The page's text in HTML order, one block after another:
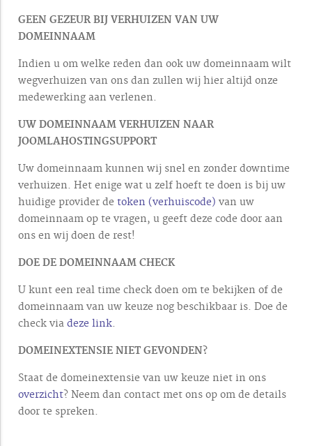
GEEN GEZEUR BIJ VERHUIZEN VAN UW
DOMEINNAAM
Indien u om welke reden dan ook uw domeinnaam wilt
wegverhuizen van ons dan zullen wij hier altijd onze
medewerking aan verlenen.
UW DOMEINNAAM VERHUIZEN NAAR
JOOMLAHOSTINGSUPPORT
Uw domeinnaam kunnen wij snel en zonder downtime
verhuizen. Het enige wat u zelf hoeft te doen is bij uw
huidige provider de token (verhuiscode) van uw
domeinnaam op te vragen, u geeft deze code door aan
ons en wij doen de rest!
DOE DE DOMEINNAAM CHECK
U kunt een real time check doen om te bekijken of de
domeinnaam van uw keuze nog beschikbaar is. Doe de
check via deze link.
DOMEINEXTENSIE NIET GEVONDEN?
Staat de domeinextensie van uw keuze niet in ons
overzicht? Neem dan contact met ons op om de details
door te spreken.